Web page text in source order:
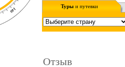
Туры и путевки
Отзыв